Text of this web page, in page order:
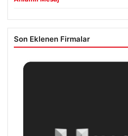
Son Eklenen Firmalar